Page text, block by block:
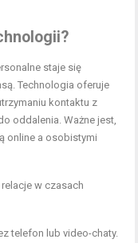
staje się
Technologia oferuje
kontaktu z
oddalenia. Ważne jest,
online a osobistymi
w czasach
telefon lub video-chaty.